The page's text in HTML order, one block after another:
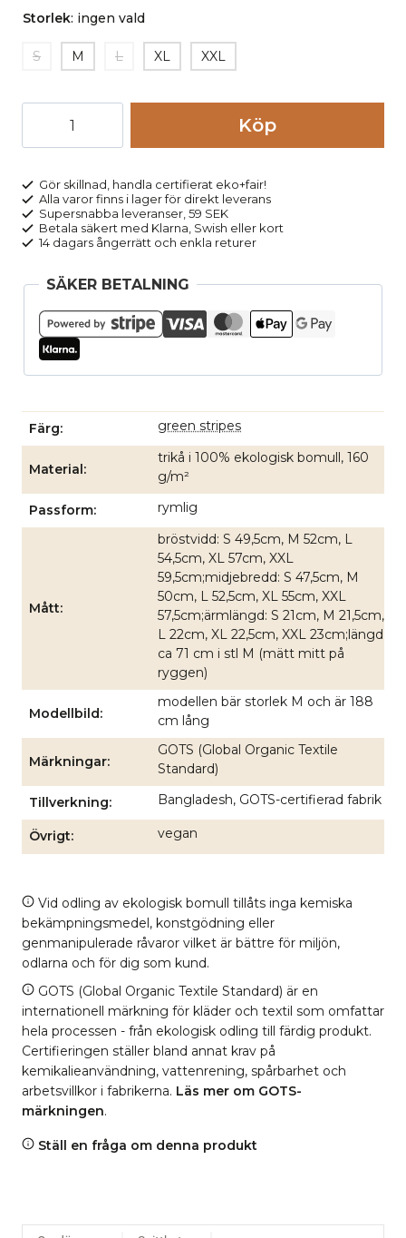
Storlek: ingen vald
S M L XL XXL
basic
SPICE
grön
randig
mängd
Köp
Gör skillnad, handla certifierat eko+fair!
Alla varor finns i lager för direkt leverans
Supersnabba leveranser, 59 SEK
Betala säkert med Klarna, Swish eller kort
14 dagars ångerrätt och enkla returer
SÄKER BETALNING
Färg green stripes
Material
trikå i 100% ekologisk bomull, 160
g/m²
Passform rymlig
Mått
bröstvidd: S 49,5cm, M 52cm, L
54,5cm, XL 57cm, XXL
59,5cm;midjebredd: S 47,5cm, M
50cm, L 52,5cm, XL 55cm, XXL
57,5cm;ärmlängd: S 21cm, M 21,5cm,
L 22cm, XL 22,5cm, XXL 23cm;längd
ca 71 cm i stl M (mätt mitt på
ryggen)
Modellbild
modellen bär storlek M och är 188
cm lång
Märkningar
GOTS (Global Organic Textile
Standard)
Tillverkning Bangladesh, GOTS-certifierad fabrik
Övrigt vegan
Vid odling av ekologisk bomull tillåts inga kemiska
bekämpningsmedel, konstgödning eller
genmanipulerade råvaror vilket är bättre för miljön,
odlarna och för dig som kund.
GOTS (Global Organic Textile Standard) är en
internationell märkning för kläder och textil som omfattar
hela processen - från ekologisk odling till färdig produkt.
Certifieringen ställer bland annat krav på
kemikalieanvändning, vattenrening, spårbarhet och
arbetsvillkor i fabrikerna. Läs mer om GOTS-
märkningen.
Ställ en fråga om denna produkt